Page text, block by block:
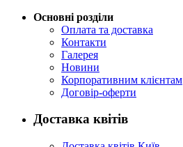
Основні розділи
Оплата та доставка
Контакти
Галерея
Новини
Корпоративним клієнтам
Договір-оферти
Доставка квітів